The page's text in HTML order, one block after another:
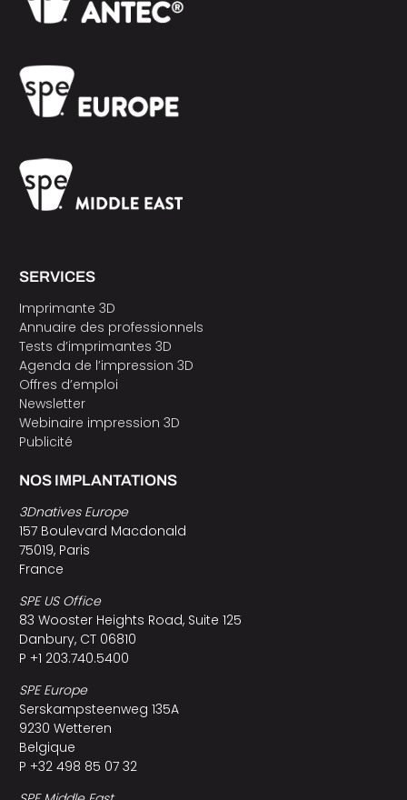
SERVICES
Imprimante 3D
Annuaire des professionnels
Tests d’imprimantes 3D
Agenda de l’impression 3D
Offres d’emploi
Newsletter
Webinaire impression 3D
Publicité
NOS IMPLANTATIONS
3Dnatives Europe
157 Boulevard Macdonald
75019, Paris
France
SPE US Office
83 Wooster Heights Road, Suite 125
Danbury, CT 06810
P +1 203.740.5400
SPE Europe
Serskampsteenweg 135A
9230 Wetteren
Belgique
P +32 498 85 07 32